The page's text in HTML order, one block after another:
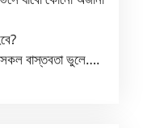
সকল বাস্তবতা ভুলে….